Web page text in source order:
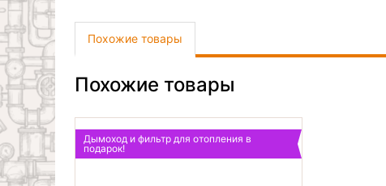
Похожие товары
Похожие товары
Дымоход и фильтр для отопления в
подарок!